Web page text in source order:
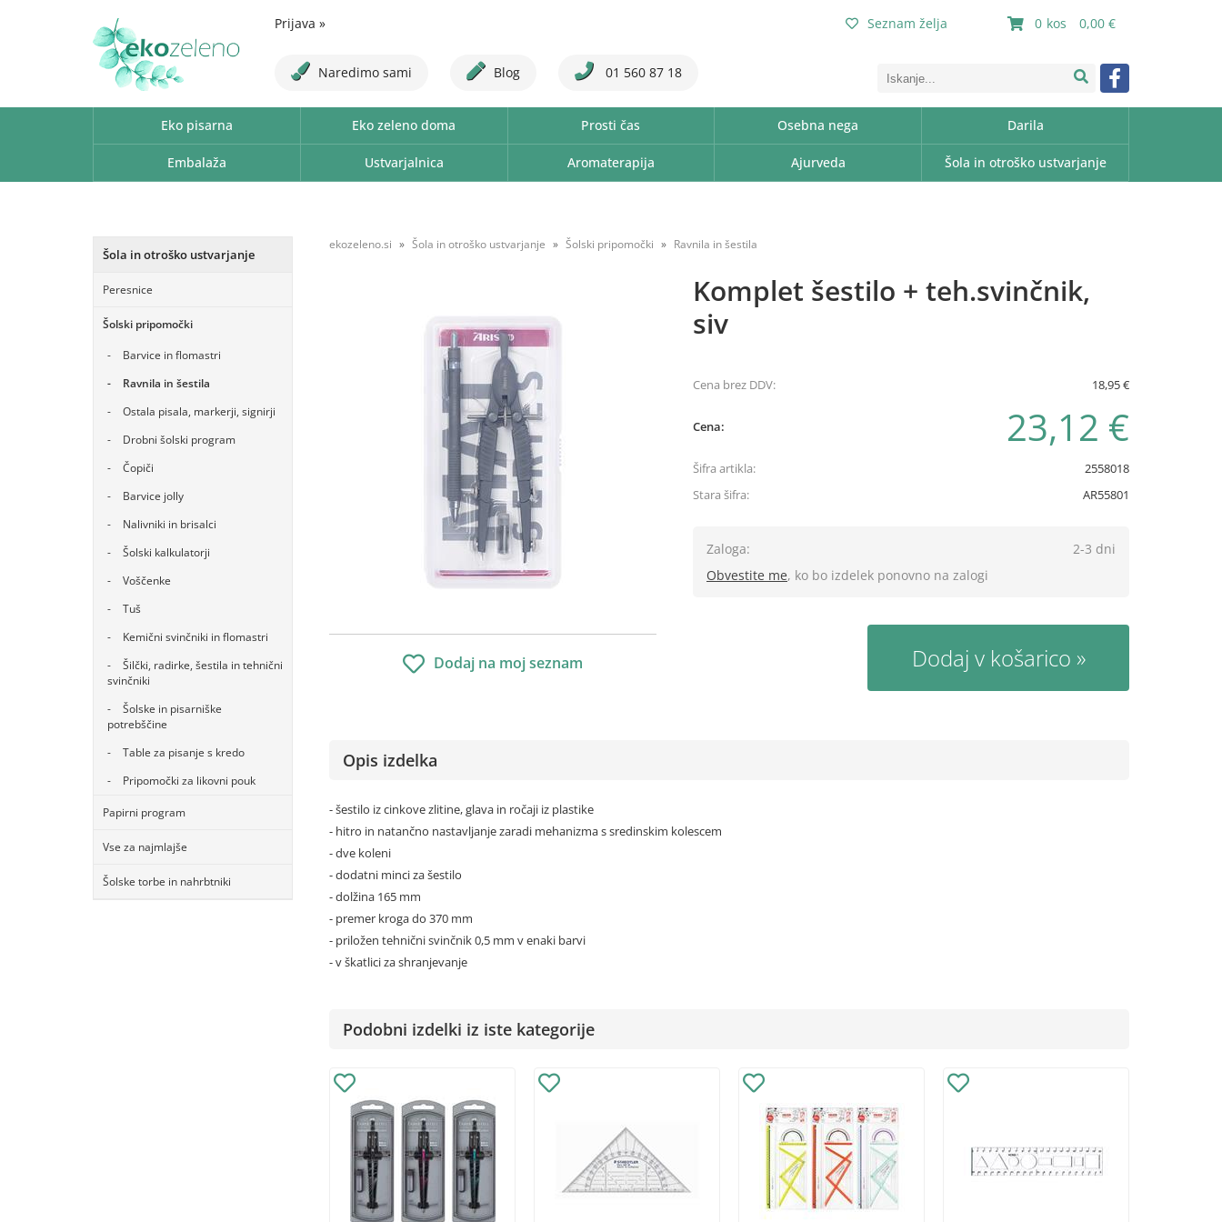
0 0,00
Prijava » Seznam želja
Naredimo sami Blog 01 560 87 18
Eko pisarna Eko zeleno doma Prosti čas Osebna nega Darila
Embalaža Ustvarjalnica Aromaterapija Ajurveda Šola in otroško ustvarjanje
Šola in otroško ustvarjanje
Peresnice
Šolski pripomočki
Barvice in flomastri
Ravnila in šestila
Ostala pisala, markerji, signirji
Drobni šolski program
Čopiči
Barvice jolly
Nalivniki in brisalci
Šolski kalkulatorji
Voščenke
Tuš
Kemični svinčniki in flomastri
Šilčki, radirke, šestila in tehnični
svinčniki
Šolske in pisarniške
potrebščine
Table za pisanje s kredo
Pripomočki za likovni pouk
Papirni program
Vse za najmlajše
Šolske torbe in nahrbtniki
ekozeleno.si Šola in otroško ustvarjanje Šolski pripomočki Ravnila in šestila
Komplet šestilo + teh.svinčnik,
siv
Dodaj na moj seznam
Cena brez DDV: 18,95 €
Cena: 23,12 €
Šifra artikla:
2558018
Stara šifra:
AR55801
Zaloga:
2-3 dni
Obvestite me, ko bo izdelek ponovno na zalogi
Dodaj v košarico
Opis izdelka
- šestilo iz cinkove zlitine, glava in ročaji iz plastike
- hitro in natančno nastavljanje zaradi mehanizma s sredinskim kolescem
- dve koleni
- dodatni minci za šestilo
- dolžina 165 mm
- premer kroga do 370 mm
- priložen tehnični svinčnik 0,5 mm v enaki barvi
- v škatlici za shranjevanje
Podobni izdelki iz iste kategorije